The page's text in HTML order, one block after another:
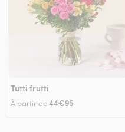
Tutti frutti
À partir de44€95